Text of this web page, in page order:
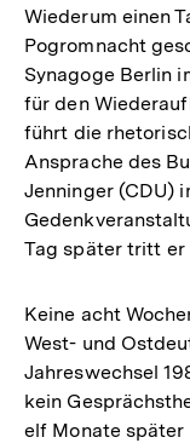
Wiederum einen
Pogromnacht
Synagoge Berlin
für den
führt die
Ansprache des
Jenninger (CDU)
Tag später tritt er
Keine acht
West- und
Jahreswechsel
kein
elf Monate später